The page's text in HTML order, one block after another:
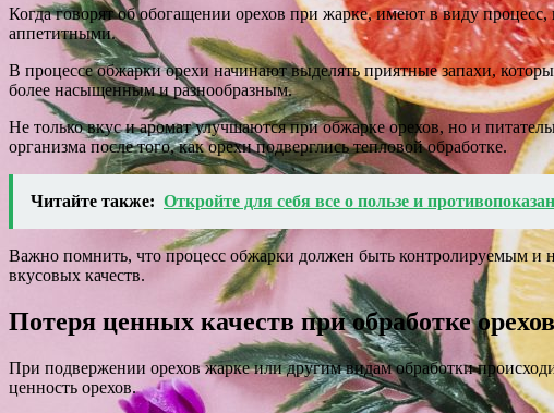
Когда говорят об обогащении орехов при жарке, имеют в виду
аппетитными.
В процессе обжарки орехи начинают выделять приятные запахи,
более насыщенным и разнообразным.
Не только вкус и аромат улучшаются при обжарке орехов, но и
организма после того, как орехи подверглись тепловой обработке.
Читайте также: Откройте для себя все о пользе и
Важно помнить, что процесс обжарки должен быть контролируемым и
вкусовых качеств.
Потеря ценных качеств при обработке орехов
При подвержении орехов жарке или другим видам обработки
ценность орехов.